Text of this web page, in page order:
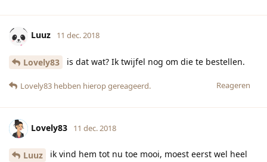
Luuz 11 dec. 2018
Lovely83 is dat wat? Ik twijfel nog om die te bestellen.
Reageren
Lovely83 hebben hierop gereageerd.
Lovely83 11 dec. 2018
Luuz
ik vind hem tot nu toe mooi, moest eerst wel heel